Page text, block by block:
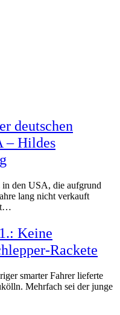
deutschen
– Hildes
den USA, die aufgrund
lang nicht verkauft
Keine
Rackete
smarter Fahrer lieferte
Mehrfach sei der junge